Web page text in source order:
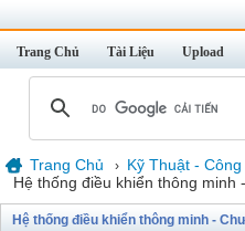
Trang Chủ Tài Liệu Upload
Trang Chủ › Kỹ Thuật -
Hệ thống điều khiển thông
Hệ thống điều khiển thông minh -